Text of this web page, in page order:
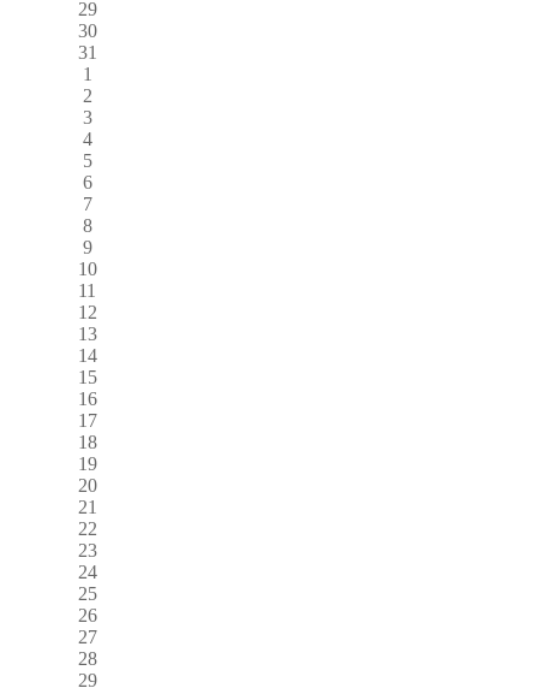
29
30
31
1
2
3
4
5
6
7
8
9
10
11
12
13
14
15
16
17
18
19
20
21
22
23
24
25
26
27
28
29